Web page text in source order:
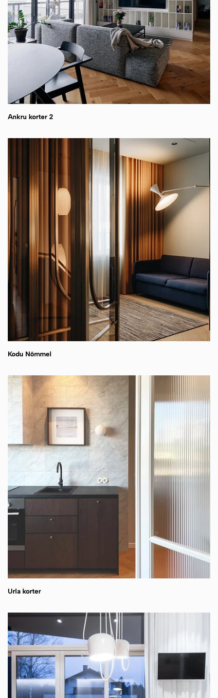
Ankru korter 2
Kodu Nõmmel
Urla korter